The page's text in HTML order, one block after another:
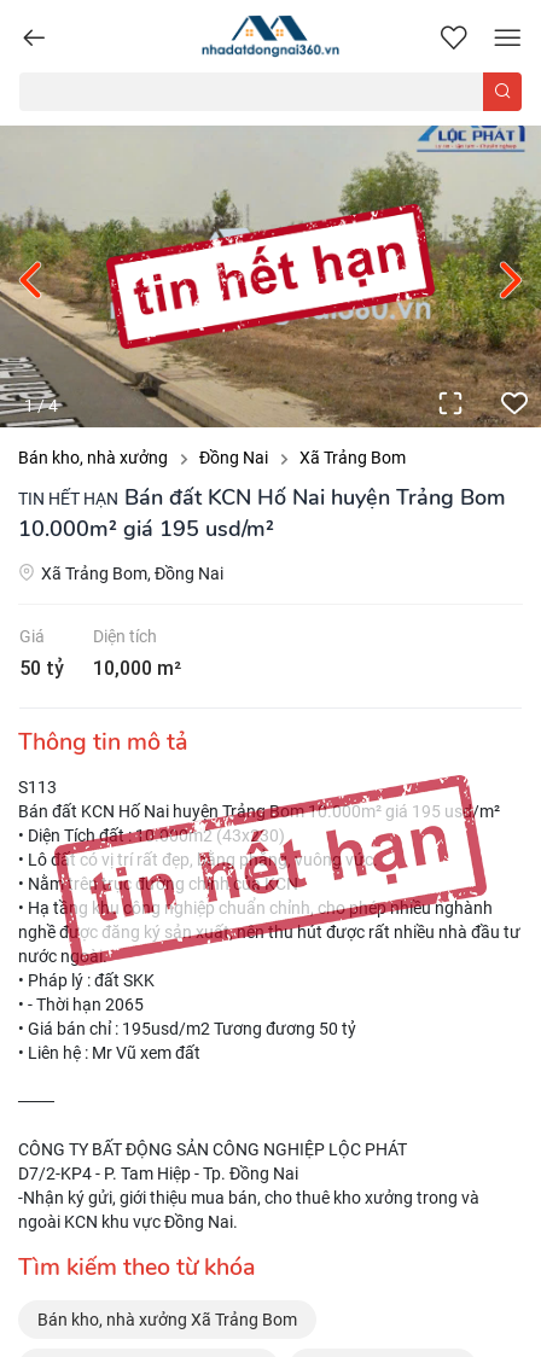
nhadatdongnai360.vn
1/4
Bán kho, nhà xưởng Đồng Nai Xã Trảng Bom
TIN HẾT HẠN Bán đất KCN Hố Nai huyện Trảng Bom
10.000m² giá 195 usd/m²
Xã Trảng Bom, Đồng Nai
Giá
50 tỷ
Diện tích
10,000 m²
Thông tin mô tả
S113
Bán đất KCN Hố Nai huyện Trảng Bom 10.000m² giá 195 usd/m²
• Diện Tích đất : 10.000m2 (43x230)
• Lô đất có vị trí rất đẹp, bằng phẳng, vuông vức.
• Nằm trên trục đường chính của KCN
• Hạ tầng khu công nghiệp chuẩn chỉnh, cho phép nhiều nghành
nghề được đăng ký sản xuất, nên thu hút được rất nhiều nhà đầu tư
nước ngoài.
• Pháp lý : đất SKK
• - Thời hạn 2065
• Giá bán chỉ : 195usd/m2 Tương đương 50 tỷ
• Liên hệ : Mr Vũ xem đất
───
CÔNG TY BẤT ĐỘNG SẢN CÔNG NGHIỆP LỘC PHÁT
D7/2-KP4 - P. Tam Hiệp - Tp. Đồng Nai
-Nhận ký gửi, giới thiệu mua bán, cho thuê kho xưởng trong và
ngoài KCN khu vực Đồng Nai.
Tìm kiếm theo từ khóa
Bán kho, nhà xưởng Xã Trảng Bom